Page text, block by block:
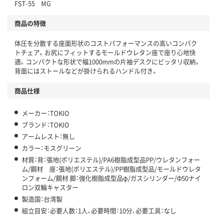
FST-55 MG
商品の特徴
体圧を分散する座面形状のコストパフォーマンスの高いコンパク
トチェア。お尻にフィットするモールドウレタン座で座り心地快
適。コンパクトな形状で幅1000mmの片袖デスクにピッタリ収納。
背面にはストールなどが掛けられるハンドル付き。
商品仕様
メーカー：TOKIO
ブランド：TOKIO
アームレスト：無し
カラー：モスグリーン
材質：背：張地(ポリエステル)/PA6樹脂成型品PP/ウレタンフォー
ム/鋼材 座：張地(ポリエステル)/PP樹脂成型品/モールドウレタ
ンフォーム/鋼材 脚：強化樹脂成型品φ/ガスシリンダー/Φ50ナイ
ロン双輪キャスター
製造国：台湾製
組立目安：必要人数：1人、必要時間：10分、必要工具：なし